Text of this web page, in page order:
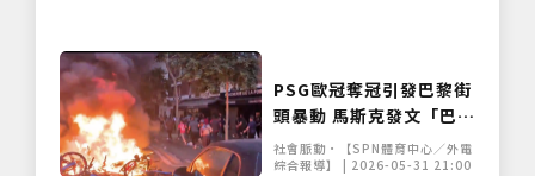
PSG歐冠奪冠引發巴黎街
頭暴動 馬斯克發文「巴黎
出問題了」引關注
社會脈動•【SPN體育中心／外電
綜合報導】 | 2026-05-31 21:00